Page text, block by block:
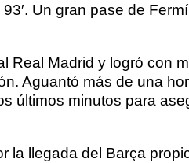
Un gran pase de
Real Madrid y logró con
Aguantó más de una
últimos minutos para
la llegada del Barça